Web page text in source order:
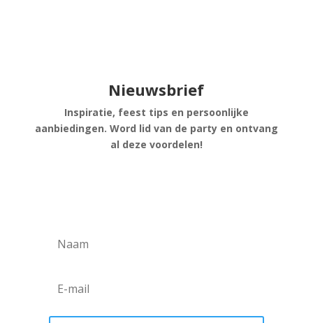
Nieuwsbrief
Inspiratie, feest tips en persoonlijke
aanbiedingen. Word lid van de party en ontvang
al deze voordelen!